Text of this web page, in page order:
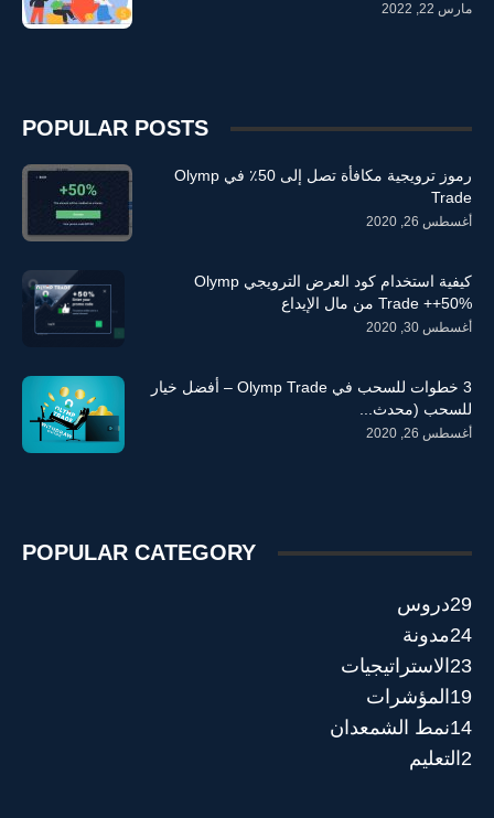
مارس 22, 2022
POPULAR POSTS
رموز ترويجية مكافأة تصل إلى 50٪ في Olymp
Trade
أغسطس 26, 2020
كيفية استخدام كود العرض الترويجي Olymp
Trade ++50% من مال الإيداع
أغسطس 30, 2020
3 خطوات للسحب في Olymp Trade – أفضل خيار
للسحب (محدث...
أغسطس 26, 2020
POPULAR CATEGORY
دروس29
مدونة24
الاستراتيجيات 23
المؤشرات 19
نمط الشمعدان14
التعليم 2